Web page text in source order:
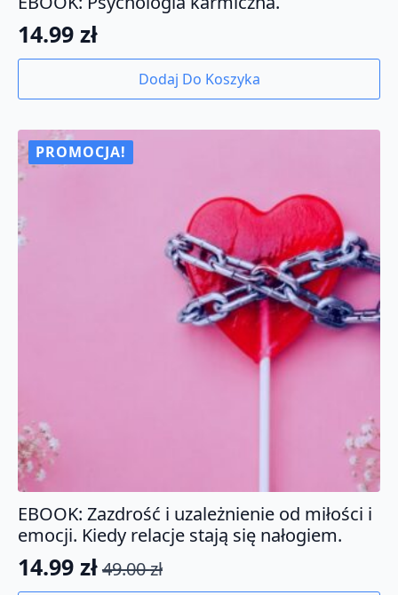
14.99 zł
Dodaj Do Koszyka
PROMOCJA!
EBOOK: Zazdrość i uzależnienie od miłości i
emocji. Kiedy relacje stają się nałogiem.
49.00zł
Pierwotna
14.99 zł
Aktualna